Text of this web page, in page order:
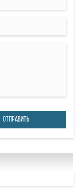
ОТПРАВИТЬ